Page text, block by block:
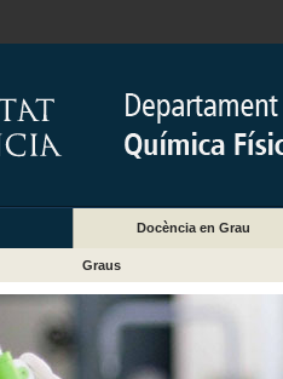
Docència en Grau
Graus